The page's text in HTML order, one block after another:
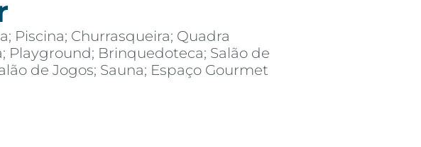
Piscina; Churrasqueira; Quadra
Playground; Brinquedoteca; Salão de
de Jogos; Sauna; Espaço Gourmet